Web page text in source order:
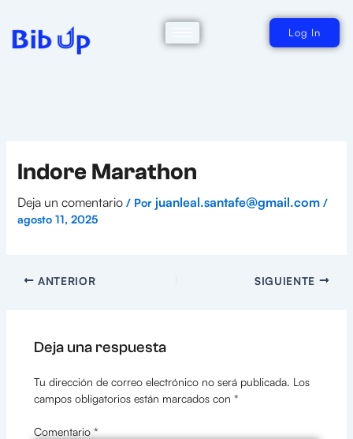
contenido
Log In
Indore Marathon
Deja un comentario / Por juanleal.santafe@gmail.com /
agosto 11, 2025
ANTERIOR SIGUIENTE
Deja una respuesta
Tu dirección de correo electrónico no será publicada. Los
campos obligatorios están marcados con *
Comentario *